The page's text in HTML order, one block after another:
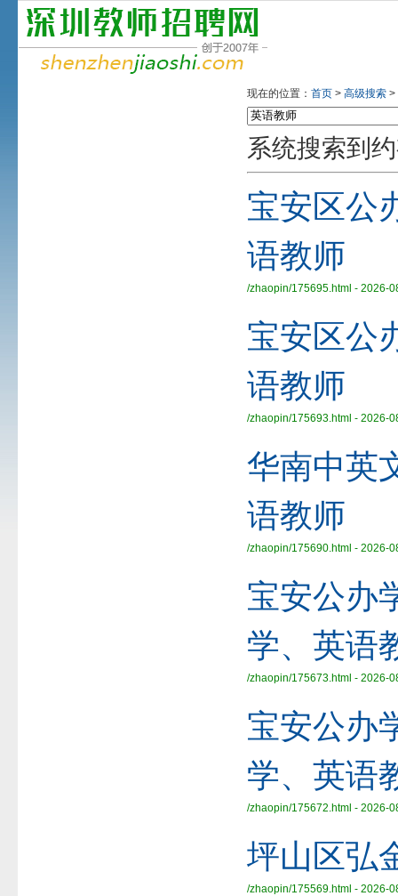
现在的位置： 首页 > 高级搜索 >
系统搜索到
宝安区公
语教师
/zhaopin/175695.html - 2026-
宝安区公
语教师
/zhaopin/175693.html - 2026-
华南中英
语教师
/zhaopin/175690.html - 2026-
宝安公办
学、英语
/zhaopin/175673.html - 2026-
宝安公办
学、英语
/zhaopin/175672.html - 2026-
坪山区弘
/zhaopin/175569.html - 2026-